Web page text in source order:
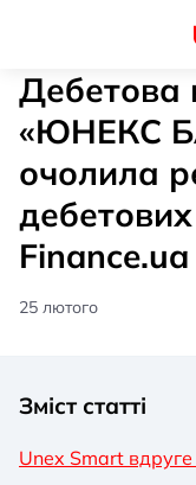
Дебетова
«ЮНЕКС
очолила
Finance.ua
25 лютого
Зміст статті
Unex Smart